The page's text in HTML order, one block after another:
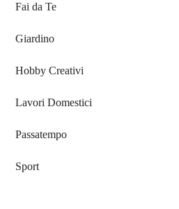
Fai da Te
Giardino
Hobby Creativi
Lavori Domestici
Passatempo
Sport